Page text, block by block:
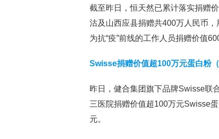
截至昨日，恒天然已累计落实捐赠
沽及山西应县捐赠共400万人民币
为抗“疫”前线的工作人员捐赠价值
Swisse捐赠价值超100万元蛋白粉（
昨日，健合集团旗下品牌Swisse联
三医院捐赠价值超100万元Swisse
元。